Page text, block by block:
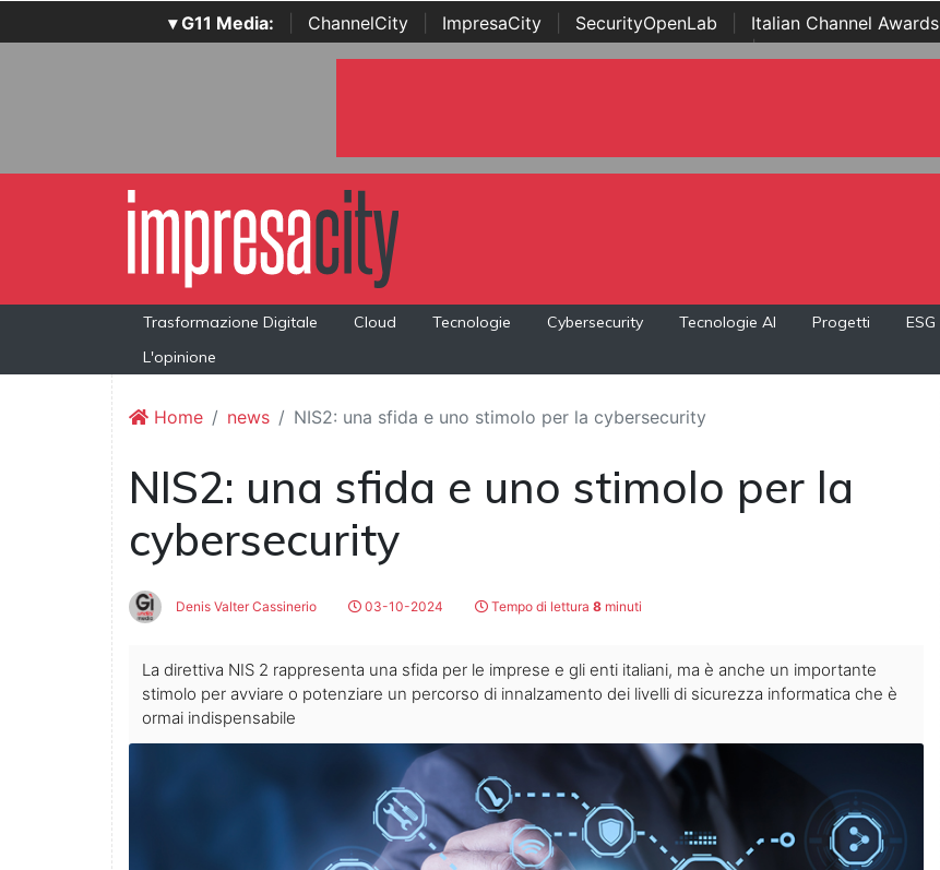
▾ G11 Media: ChannelCity ImpresaCity SecurityOpenLab Italian Channel Awards
Awards | ...
Trasformazione Digitale Cloud Tecnologie Cybersecurity Tecnologie AI Progetti ESG
L'opinione
Home news NIS2: una sfida e uno stimolo per la cybersecurity
NIS2: una sfida e uno stimolo per la
cybersecurity
Denis Valter Cassinerio 03-10-2024 Tempo di lettura 8 minuti
La direttiva NIS 2 rappresenta una sfida per le imprese e gli enti italiani, ma è anche un importante
stimolo per avviare o potenziare un percorso di innalzamento dei livelli di sicurezza informatica che è
ormai indispensabile